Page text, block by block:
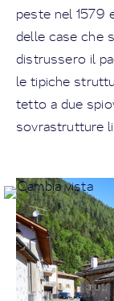
peste nel 1579
delle case che
distrussero il
le tipiche
tetto a due
sovrastrutture